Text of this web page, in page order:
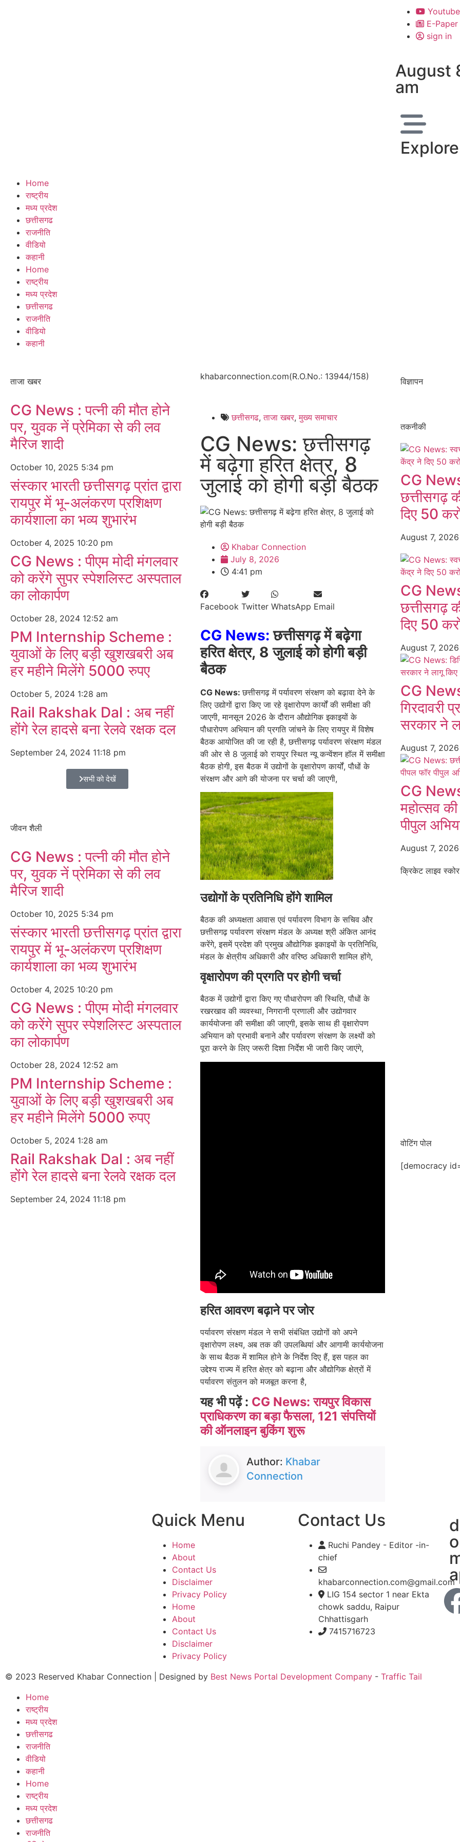
Youtube
E-Paper
sign in
August
am
Explore
Home
राष्ट्रीय
मध्य प्रदेश
छत्तीसगढ
राजनीति
वीडियो
कहानी
Home
राष्ट्रीय
मध्य प्रदेश
छत्तीसगढ
राजनीति
वीडियो
कहानी
ताजा खबर
CG News : पत्नी की मौत होने
पर, युवक नें प्रेमिका से की लव
मैरिज शादी
October 10, 2025 5:34 pm
संस्कार भारती छत्तीसगढ़ प्रांत द्वारा
रायपुर में भू-अलंकरण प्रशिक्षण
कार्यशाला का भव्य शुभारंभ
October 4, 2025 10:20 pm
CG News : पीएम मोदी मंगलवार
को करेंगे सुपर स्पेशलिस्ट अस्पताल
का लोकार्पण
October 28, 2024 12:52 am
PM Internship Scheme :
युवाओं के लिए बड़ी खुशखबरी अब
हर महीने मिलेंगे 5000 रुपए
October 5, 2024 1:28 am
Rail Rakshak Dal : अब नहीं
होंगे रेल हादसे बना रेलवे रक्षक दल
September 24, 2024 11:18 pm
सभी को देखें
जीवन शैली
CG News : पत्नी की मौत होने
पर, युवक नें प्रेमिका से की लव
मैरिज शादी
October 10, 2025 5:34 pm
संस्कार भारती छत्तीसगढ़ प्रांत द्वारा
रायपुर में भू-अलंकरण प्रशिक्षण
कार्यशाला का भव्य शुभारंभ
October 4, 2025 10:20 pm
CG News : पीएम मोदी मंगलवार
को करेंगे सुपर स्पेशलिस्ट अस्पताल
का लोकार्पण
October 28, 2024 12:52 am
PM Internship Scheme :
युवाओं के लिए बड़ी खुशखबरी अब
हर महीने मिलेंगे 5000 रुपए
October 5, 2024 1:28 am
Rail Rakshak Dal : अब नहीं
होंगे रेल हादसे बना रेलवे रक्षक दल
September 24, 2024 11:18 pm
khabarconnection.com(R.O.No.: 13944/158)
छत्तीसगढ,ताजा खबर,मुख्य समाचार​
CG News: छत्तीसगढ़
में बढ़ेगा हरित क्षेत्र, 8
जुलाई को होगी बड़ी बैठक
Khabar Connection
July 8, 2026
4:41 pm
Facebook Twitter WhatsApp Email
CG News:छत्तीसगढ़ में बढ़ेगा
हरित क्षेत्र, 8 जुलाई को होगी बड़ी
बैठक
CG News:छत्तीसगढ़ में पर्यावरण संरक्षण को बढ़ावा देने के
लिए उद्योगों द्वारा किए जा रहे वृक्षारोपण कार्यों की समीक्षा की
जाएगी, मानसून 2026 के दौरान औद्योगिक इकाइयों के
पौधारोपण अभियान की प्रगति जांचने के लिए रायपुर में विशेष
बैठक आयोजित की जा रही है, छत्तीसगढ़ पर्यावरण संरक्षण मंडल
की ओर से 8 जुलाई को रायपुर स्थित न्यू कन्वेंशन हॉल में समीक्षा
बैठक होगी, इस बैठक में उद्योगों के वृक्षारोपण कार्यों, पौधों के
संरक्षण और आगे की योजना पर चर्चा की जाएगी,
उद्योगों के प्रतिनिधि होंगे शामिल
बैठक की अध्यक्षता आवास एवं पर्यावरण विभाग के सचिव और
छत्तीसगढ़ पर्यावरण संरक्षण मंडल के अध्यक्ष श्री अंकित आनंद
करेंगे, इसमें प्रदेश की प्रमुख औद्योगिक इकाइयों के प्रतिनिधि,
मंडल के क्षेत्रीय अधिकारी और वरिष्ठ अधिकारी शामिल होंगे,
वृक्षारोपण की प्रगति पर होगी चर्चा
बैठक में उद्योगों द्वारा किए गए पौधारोपण की स्थिति, पौधों के
रखरखाव की व्यवस्था, निगरानी प्रणाली और उद्योगवार
कार्ययोजना की समीक्षा की जाएगी, इसके साथ ही वृक्षारोपण
अभियान को प्रभावी बनाने और पर्यावरण संरक्षण के लक्ष्यों को
पूरा करने के लिए जरूरी दिशा निर्देश भी जारी किए जाएंगे,
हरित आवरण बढ़ाने पर जोर
पर्यावरण संरक्षण मंडल ने सभी संबंधित उद्योगों को अपने
वृक्षारोपण लक्ष्य, अब तक की उपलब्धियां और आगामी कार्ययोजना
के साथ बैठक में शामिल होने के निर्देश दिए हैं, इस पहल का
उद्देश्य राज्य में हरित क्षेत्र को बढ़ाना और औद्योगिक क्षेत्रों में
पर्यावरण संतुलन को मजबूत करना है,
यह भी पढ़ें : CG News: रायपुर विकास
प्राधिकरण का बड़ा फैसला, 121 संपत्तियों
की ऑनलाइन बुकिंग शुरू
Author: Khabar
Connection
विज्ञापन
तकनीकी
CG
छत्तीसगढ़
दिए 50
August 7,
CG
छत्तीसगढ़
दिए 50
August 7,
CG
गिरदावरी
सरकार ने
August 7,
CG
महोत्सव
पीपुल
August 7,
क्रिकेट लाइव स्कोर
वोटिंग पोल
[democracy
Quick Menu
Home
About
Contact Us
Disclaimer
Privacy Policy
Home
About
Contact Us
Disclaimer
Privacy Policy
Contact Us
Ruchi Pandey - Editor -in-
chief
khabarconnection.com@gmail.com
LIG 154 sector 1 near Ekta
chowk saddu, Raipur
Chhattisgarh
7415716723
© 2023 Reserved Khabar Connection | Designed by Best News Portal Development Company - Traffic Tail
Home
राष्ट्रीय
मध्य प्रदेश
छत्तीसगढ
राजनीति
वीडियो
कहानी
Home
राष्ट्रीय
मध्य प्रदेश
छत्तीसगढ
राजनीति